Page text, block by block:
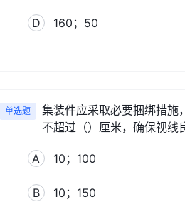
D 160；50
单选题
集装件应采取必要捆绑措施
不超过（）厘米，确保视线
A 10；100
B 10；150